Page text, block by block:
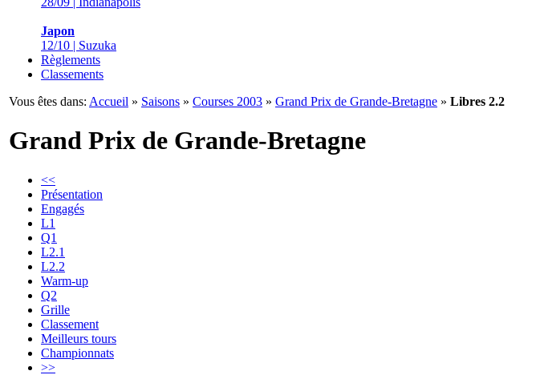
Japon
12/10 | Suzuka
Règlements
Classements
Vous êtes dans: Accueil » Saisons » Courses 2003 » Grand Prix de Grande-Bretagne » Libres 2.2
Grand Prix de Grande-Bretagne
<<
Présentation
Engagés
L1
Q1
L2.1
L2.2
Warm-up
Q2
Grille
Classement
Meilleurs tours
Championnats
>>